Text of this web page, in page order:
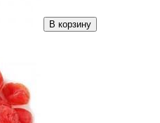
В корзину